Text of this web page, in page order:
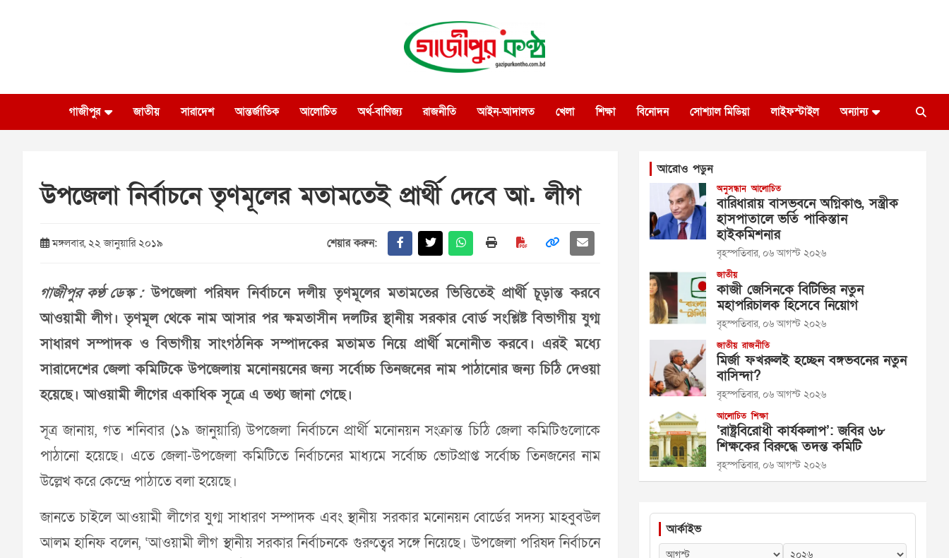
গাজীপুর কণ্ঠ
গাজীপুর জাতীয় সারাদেশ আন্তর্জাতিক আলোচিত অর্থ-বাণিজ্য রাজনীতি আইন-আদালত খেলা শিক্ষা বিনোদন সোশ্যাল মিডিয়া লাইফস্টাইল অন্যান্য
উপজেলা নির্বাচনে তৃণমূলের মতামতেই প্রার্থী দেবে আ. লীগ
মঙ্গলবার, ২২ জানুয়ারি ২০১৯ শেয়ার করুন:
গাজীপুর কণ্ঠ ডেস্ক :উপজেলা পরিষদ নির্বাচনে দলীয় তৃণমূলের মতামতের ভিত্তিতেই প্রার্থী চূড়ান্ত করবে
আওয়ামী লীগ। তৃণমূল থেকে নাম আসার পর ক্ষমতাসীন দলটির স্থানীয় সরকার বোর্ড সংশ্লিষ্ট বিভাগীয় যুগ্ম
সাধারণ সম্পাদক ও বিভাগীয় সাংগঠনিক সম্পাদকের মতামত নিয়ে প্রার্থী মনোনীত করবে। এরই মধ্যে
সারাদেশের জেলা কমিটিকে উপজেলায় মনোনয়নের জন্য সর্বোচ্চ তিনজনের নাম পাঠানোর জন্য চিঠি দেওয়া
হয়েছে। আওয়ামী লীগের একাধিক সূত্রে এ তথ্য জানা গেছে।
সূত্র জানায়, গত শনিবার (১৯ জানুয়ারি) উপজেলা নির্বাচনে প্রার্থী মনোনয়ন সংক্রান্ত চিঠি জেলা কমিটিগুলোকে
পাঠানো হয়েছে। এতে জেলা-উপজেলা কমিটিতে নির্বাচনের মাধ্যমে সর্বোচ্চ ভোটপ্রাপ্ত সর্বোচ্চ তিনজনের নাম
উল্লেখ করে কেন্দ্রে পাঠাতে বলা হয়েছে।
জানতে চাইলে আওয়ামী লীগের যুগ্ম সাধারণ সম্পাদক এবং স্থানীয় সরকার মনোনয়ন বোর্ডের সদস্য মাহবুবউল
আলম হানিফ বলেন, ‘আওয়ামী লীগ স্থানীয় সরকার নির্বাচনকে গুরুত্বের সঙ্গে নিয়েছে। উপজেলা পরিষদ নির্বাচনে
আরোও পড়ুন
অনুসন্ধান আলোচিত
বারিধারায় বাসভবনে অগ্নিকাণ্ড, সস্ত্রীক
হাসপাতালে ভর্তি পাকিস্তান
হাইকমিশনার
বৃহস্পতিবার, ০৬ আগস্ট ২০২৬
জাতীয়
কাজী জেসিনকে বিটিভির নতুন
মহাপরিচালক হিসেবে নিয়োগ
বৃহস্পতিবার, ০৬ আগস্ট ২০২৬
জাতীয় রাজনীতি
মির্জা ফখরুলই হচ্ছেন বঙ্গভবনের নতুন
বাসিন্দা?
বৃহস্পতিবার, ০৬ আগস্ট ২০২৬
আলোচিত শিক্ষা
‘রাষ্ট্রবিরোধী কার্যকলাপ’: জবির ৬৮
শিক্ষকের বিরুদ্ধে তদন্ত কমিটি
বৃহস্পতিবার, ০৬ আগস্ট ২০২৬
আর্কাইভ